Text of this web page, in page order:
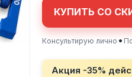
КУПИТЬ СО
Консультирую лично •
Акция -35%